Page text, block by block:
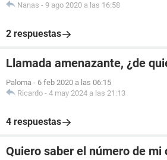
Nanas - 9 ago 2020 a las 16:58
2 respuestas
Llamada amenazante, ¿de
Paloma - 6 feb 2020 a las 06:15
Ricardo - 4 may 2024 a las 21:13
4 respuestas
Quiero saber el número de mi